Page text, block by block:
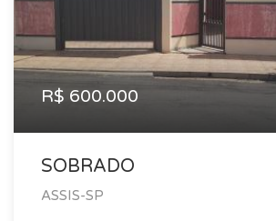
R$ 600.000
SOBRADO
ASSIS-SP